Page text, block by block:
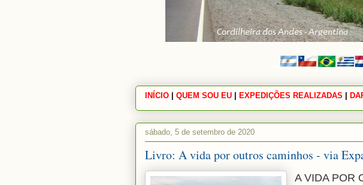
INÍCIO QUEM SOU EU| EXPEDIÇÕES REALIZADAS
sábado, 5 de setembro de 2020
Livro: A vida por outros caminhos - via
A VIDA POR